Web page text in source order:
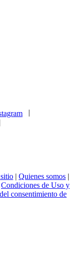
| Quienes somos |
Condiciones de Uso y
consentimiento de